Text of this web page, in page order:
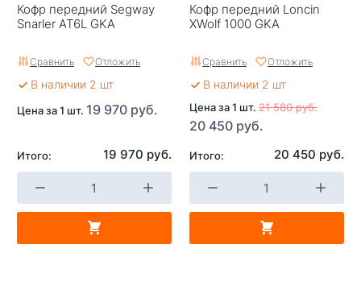
Кофр передний Segway
Snarler AT6L GKA
Сравнить Отложить
В наличии 2 шт
Цена за 1 шт. 19 970 руб.
Итого: 19 970 руб.
Кофр передний Loncin
XWolf 1000 GKA
Сравнить Отложить
В наличии 2 шт
Цена за 1 шт. 21 580 руб.
20 450 руб.
Итого: 20 450 руб.